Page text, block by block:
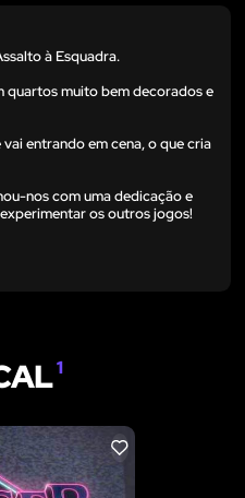
à Esquadra.
quartos muito bem decorados e
entrando em cena, o que cria
nos com uma dedicação e
os outros jogos!
1
LIKE